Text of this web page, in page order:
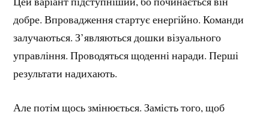
добре. Впровадження стартує енергійно. Команди
залучаються. З’являються дошки візуального
управління. Проводяться щоденні наради. Перші
результати надихають.
Але потім щось змінюється. Замість того, щоб